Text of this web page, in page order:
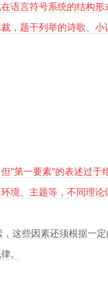
语言符号系统的结构形
，题干列举的诗歌、
"第一要素"的表述过于绝
境、主题等，不同理
这些因素还须根据一
。